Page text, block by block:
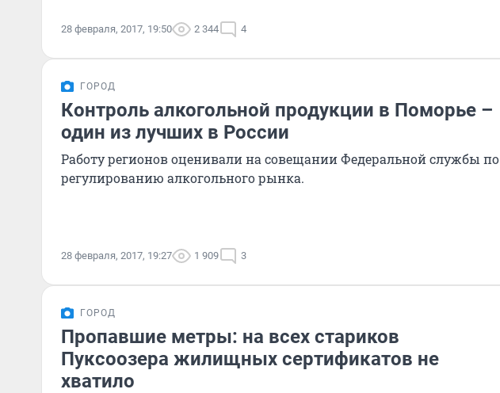
28 февраля, 2017, 19:50 2 344 4
ГОРОД
Контроль алкогольной продукции в Поморье –
один из лучших в России
Работу регионов оценивали на совещании Федеральной службы по
регулированию алкогольного рынка.
28 февраля, 2017, 19:27 1 909 3
ГОРОД
Пропавшие метры: на всех стариков
Пуксоозера жилищных сертификатов не
хватило